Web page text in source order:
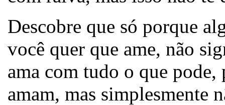
Descobre que só porque
você quer que ame, não
ama com tudo o que pode,
amam, mas simplesmente